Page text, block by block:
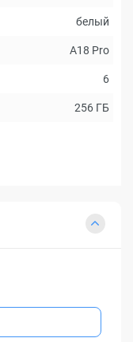
белый
A18 Pro
6
256 ГБ